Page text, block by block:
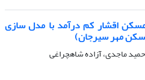
مسکن اقشار کم درآمد با مدل سازی
مهر سیرجان)
ماجدی، آزاده شاهچراغی